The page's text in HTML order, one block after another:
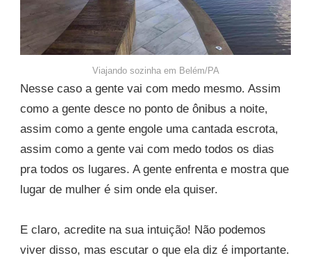
Viajando sozinha em Belém/PA
Nesse caso a gente vai com medo mesmo. Assim
como a gente desce no ponto de ônibus a noite,
assim como a gente engole uma cantada escrota,
assim como a gente vai com medo todos os dias
pra todos os lugares. A gente enfrenta e mostra que
lugar de mulher é sim onde ela quiser.
E claro, acredite na sua intuição! Não podemos
viver disso, mas escutar o que ela diz é importante.